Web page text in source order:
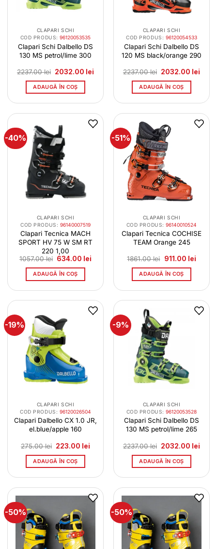
CLAPARI SCHI
COD PRODUS:96120053535
Clapari Schi Dalbello DS
130 MS petrol/lime 300
2237.00lei Prețul
a
fost:
2032.00 lei
ADAUGĂ ÎN COȘ
CLAPARI SCHI
COD PRODUS: 96120054533
Clapari Schi Dalbello DS
120 MS black/orange 290
2237.00lei Prețul
a
fost:
2032.00 lei
ADAUGĂ ÎN COȘ
-40%
CLAPARI SCHI
COD PRODUS: 96140007519
Clapari Tecnica MACH
SPORT HV 75 W SM RT
220 1,00
1057.00lei Prețul
a
fost:
1057.00 lei.
634.00 lei
ADAUGĂ ÎN COȘ
-51%
CLAPARI SCHI
COD PRODUS:96140010524
Clapari Tecnica COCHISE
TEAM Orange 245
1861.00lei Prețul
a
fost:
1861.00 lei.
911.00 leiPrețul
ADAUGĂ ÎN COȘ
-19%
CLAPARI SCHI
COD PRODUS: 96120026504
Clapari Dalbello CX 1.0 JR,
el.blue/apple 160
275.00lei Prețul
a
fost:
223.00 lei
ADAUGĂ ÎN COȘ
-9%
CLAPARI SCHI
COD PRODUS:96120053528
Clapari Schi Dalbello DS
130 MS petrol/lime 265
2237.00lei Prețul
a
fost:
2032.00 lei
ADAUGĂ ÎN COȘ
-50% -50%